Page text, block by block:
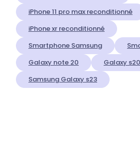
iPhone 11 pro max reconditionné
iPhone xr reconditionné
Smartphone Samsung
Galaxy note 20
Galaxy s20
Samsung Galaxy s23